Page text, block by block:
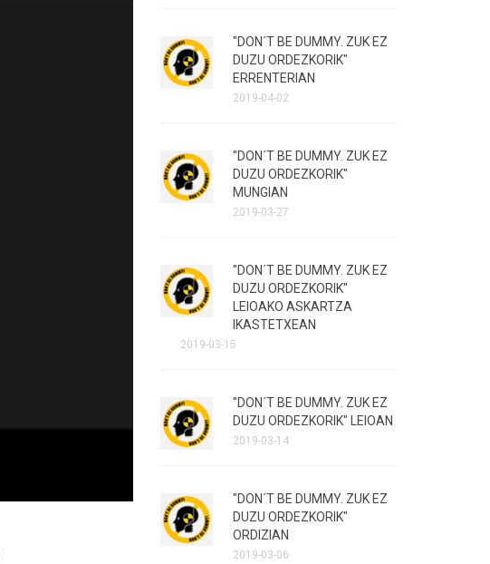
"DON´T BE DUMMY. ZUK EZ
DUZU ORDEZKORIK"
ERRENTERIAN
2019-04-02
"DON´T BE DUMMY. ZUK EZ
DUZU ORDEZKORIK"
MUNGIAN
2019-03-27
"DON´T BE DUMMY. ZUK EZ
DUZU ORDEZKORIK"
LEIOAKO ASKARTZA
IKASTETXEAN
2019-03-15
"DON´T BE DUMMY. ZUK EZ
DUZU ORDEZKORIK" LEIOAN
2019-03-14
"DON´T BE DUMMY. ZUK EZ
DUZU ORDEZKORIK"
ORDIZIAN
2019-03-06